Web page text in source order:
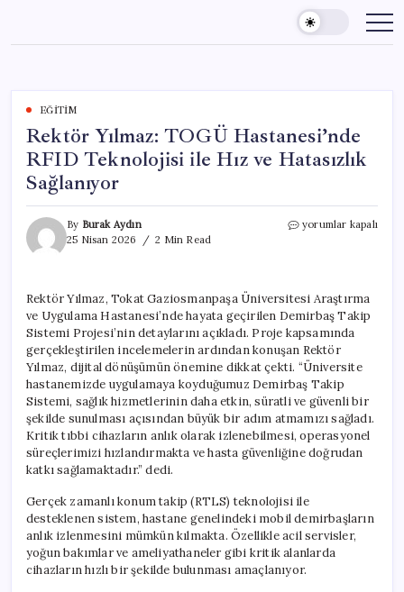
content
EĞITIM
Rektör Yılmaz: TOGÜ Hastanesi’nde
RFID Teknolojisi ile Hız ve Hatasızlık
Sağlanıyor
By Burak Aydın
25 Nisan 2026
2 Min Read
Rektör
Teknolojisi
ile
Hız
ve
Hatasızlık
Sağlanıyor
için
yorumlar kapalı
Rektör Yılmaz, Tokat Gaziosmanpaşa Üniversitesi Araştırma
ve Uygulama Hastanesi’nde hayata geçirilen Demirbaş Takip
Sistemi Projesi’nin detaylarını açıkladı. Proje kapsamında
gerçekleştirilen incelemelerin ardından konuşan Rektör
Yılmaz, dijital dönüşümün önemine dikkat çekti. “Üniversite
hastanemizde uygulamaya koyduğumuz Demirbaş Takip
Sistemi, sağlık hizmetlerinin daha etkin, süratli ve güvenli bir
şekilde sunulması açısından büyük bir adım atmamızı sağladı.
Kritik tıbbi cihazların anlık olarak izlenebilmesi, operasyonel
süreçlerimizi hızlandırmakta ve hasta güvenliğine doğrudan
katkı sağlamaktadır.” dedi.
Gerçek zamanlı konum takip (RTLS) teknolojisi ile
desteklenen sistem, hastane genelindeki mobil demirbaşların
anlık izlenmesini mümkün kılmakta. Özellikle acil servisler,
yoğun bakımlar ve ameliyathaneler gibi kritik alanlarda
cihazların hızlı bir şekilde bulunması amaçlanıyor.